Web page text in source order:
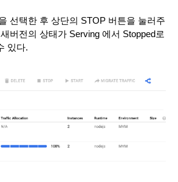
선택한 후 상단의 STOP 버튼을 눌러주
버전의 상태가 Serving 에서 Stopped로
있다.